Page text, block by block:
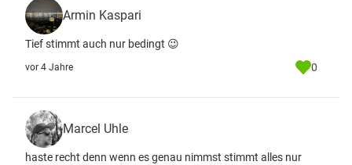
Armin Kaspari
Tief stimmt auch nur bedingt 😉
vor 4 Jahre 0
Marcel Uhle
haste recht denn wenn es genau nimmst stimmt alles nur